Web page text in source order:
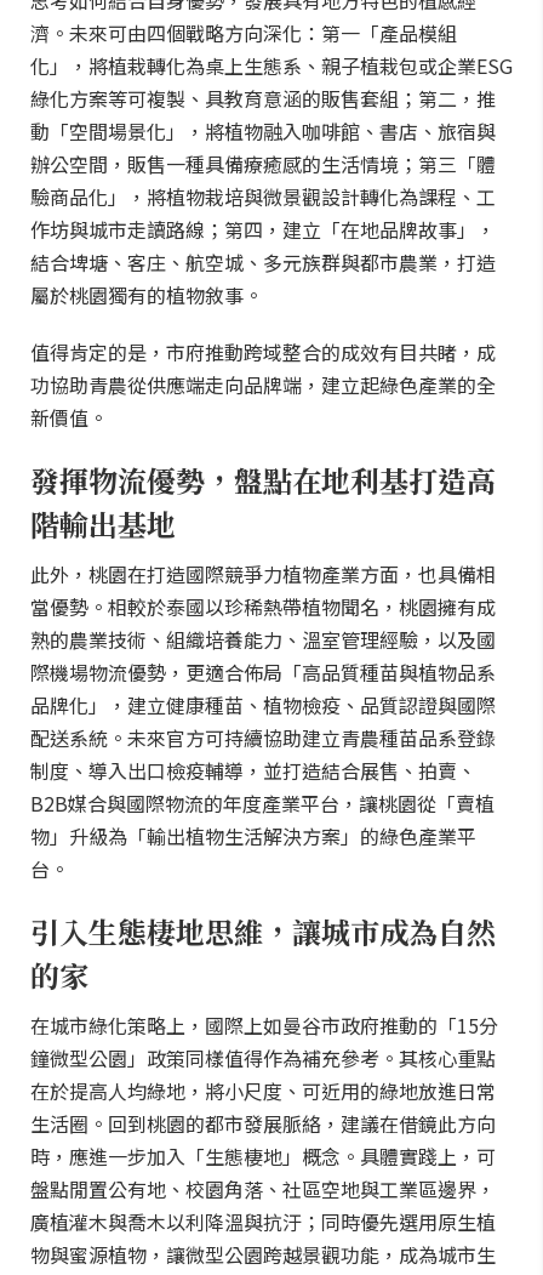
濟。未來可由四個戰略方向深化：第一「產品模組
化」，將植栽轉化為桌上生態系、親子植栽包或企業ESG
綠化方案等可複製、具教育意涵的販售套組；第二，推
動「空間場景化」，將植物融入咖啡館、書店、旅宿與
辦公空間，販售一種具備療癒感的生活情境；第三「體
驗商品化」，將植物栽培與微景觀設計轉化為課程、工
作坊與城市走讀路線；第四，建立「在地品牌故事」，
結合埤塘、客庄、航空城、多元族群與都市農業，打造
屬於桃園獨有的植物敘事。
值得肯定的是，市府推動跨域整合的成效有目共睹，成
功協助青農從供應端走向品牌端，建立起綠色產業的全
新價值。
發揮物流優勢，盤點在地利基打造高
階輸出基地
此外，桃園在打造國際競爭力植物產業方面，也具備相
當優勢。相較於泰國以珍稀熱帶植物聞名，桃園擁有成
熟的農業技術、組織培養能力、溫室管理經驗，以及國
際機場物流優勢，更適合佈局「高品質種苗與植物品系
品牌化」，建立健康種苗、植物檢疫、品質認證與國際
配送系統。未來官方可持續協助建立青農種苗品系登錄
制度、導入出口檢疫輔導，並打造結合展售、拍賣、
B2B媒合與國際物流的年度產業平台，讓桃園從「賣植
物」升級為「輸出植物生活解決方案」的綠色產業平
台。
引入生態棲地思維，讓城市成為自然
的家
在城市綠化策略上，國際上如曼谷市政府推動的「15分
鐘微型公園」政策同樣值得作為補充參考。其核心重點
在於提高人均綠地，將小尺度、可近用的綠地放進日常
生活圈。回到桃園的都市發展脈絡，建議在借鏡此方向
時，應進一步加入「生態棲地」概念。具體實踐上，可
盤點閒置公有地、校園角落、社區空地與工業區邊界，
廣植灌木與喬木以利降溫與抗汙；同時優先選用原生植
物與蜜源植物，讓微型公園跨越景觀功能，成為城市生